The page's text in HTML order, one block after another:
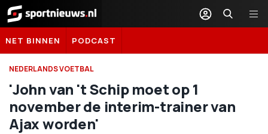
Sportnieuws.nl
NET BINNEN PODCAST
NEDERLANDS VOETBAL
'John van 't Schip moet op 1
november de interim-trainer van
Ajax worden'